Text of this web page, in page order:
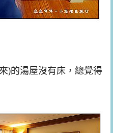
)的湯屋沒有床，總覺得